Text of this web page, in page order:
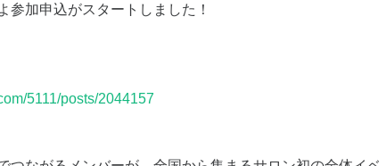
参加申込がスタートしました！
5111/posts/2044157